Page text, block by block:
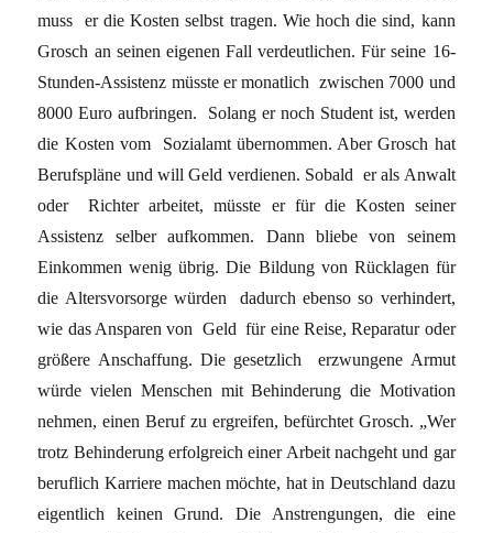
muss er die Kosten selbst tragen. Wie hoch die sind, kann
Grosch an seinen eigenen Fall verdeutlichen. Für seine 16-
Stunden-Assistenz müsste er monatlich zwischen 7000 und
8000 Euro aufbringen. Solang er noch Student ist, werden
die Kosten vom Sozialamt übernommen. Aber Grosch hat
Berufspläne und will Geld verdienen. Sobald er als Anwalt
oder Richter arbeitet, müsste er für die Kosten seiner
Assistenz selber aufkommen. Dann bliebe von seinem
Einkommen wenig übrig. Die Bildung von Rücklagen für
die Altersvorsorge würden dadurch ebenso so verhindert,
wie das Ansparen von Geld für eine Reise, Reparatur oder
größere Anschaffung. Die gesetzlich erzwungene Armut
würde vielen Menschen mit Behinderung die Motivation
nehmen, einen Beruf zu ergreifen, befürchtet Grosch. „Wer
trotz Behinderung erfolgreich einer Arbeit nachgeht und gar
beruflich Karriere machen möchte, hat in Deutschland dazu
eigentlich keinen Grund. Die Anstrengungen, die eine